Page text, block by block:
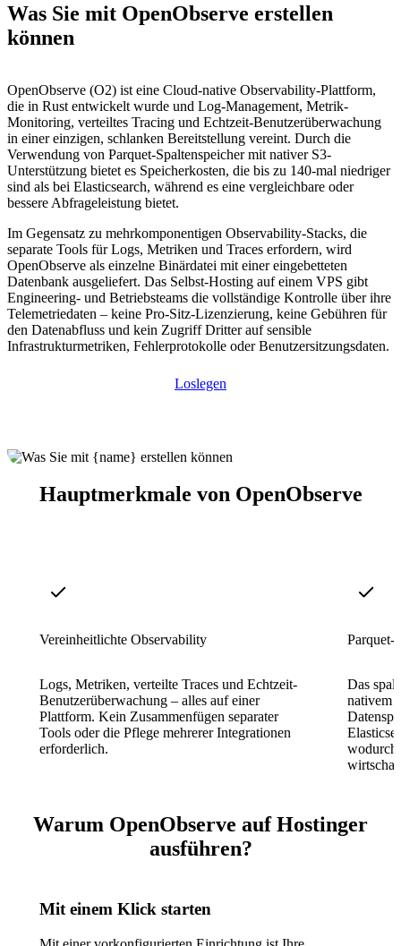
Was Sie mit OpenObserve erstellen
können
OpenObserve (O2) ist eine Cloud-native Observability-Plattform,
die in Rust entwickelt wurde und Log-Management, Metrik-
Monitoring, verteiltes Tracing und Echtzeit-Benutzerüberwachung
in einer einzigen, schlanken Bereitstellung vereint. Durch die
Verwendung von Parquet-Spaltenspeicher mit nativer S3-
Unterstützung bietet es Speicherkosten, die bis zu 140-mal niedriger
sind als bei Elasticsearch, während es eine vergleichbare oder
bessere Abfrageleistung bietet.
Im Gegensatz zu mehrkomponentigen Observability-Stacks, die
separate Tools für Logs, Metriken und Traces erfordern, wird
OpenObserve als einzelne Binärdatei mit einer eingebetteten
Datenbank ausgeliefert. Das Selbst-Hosting auf einem VPS gibt
Engineering- und Betriebsteams die vollständige Kontrolle über ihre
Telemetriedaten – keine Pro-Sitz-Lizenzierung, keine Gebühren für
den Datenabfluss und kein Zugriff Dritter auf sensible
Infrastrukturmetriken, Fehlerprotokolle oder Benutzersitzungsdaten.
Loslegen
Hauptmerkmale von OpenObserve
Vereinheitlichte Observability
Logs, Metriken, verteilte Traces und Echtzeit-
Benutzerüberwachung – alles auf einer
Plattform. Kein Zusammenfügen separater
Tools oder die Pflege mehrerer Integrationen
erforderlich.
Parquet-
Das
nativem
wodurch
Warum OpenObserve auf Hostinger
ausführen?
Mit einem Klick starten